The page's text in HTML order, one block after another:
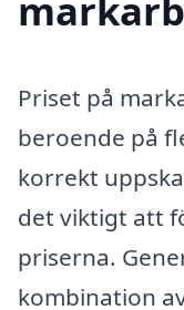
Priset på
beroende på
korrekt
det viktigt att
priserna.
kombination